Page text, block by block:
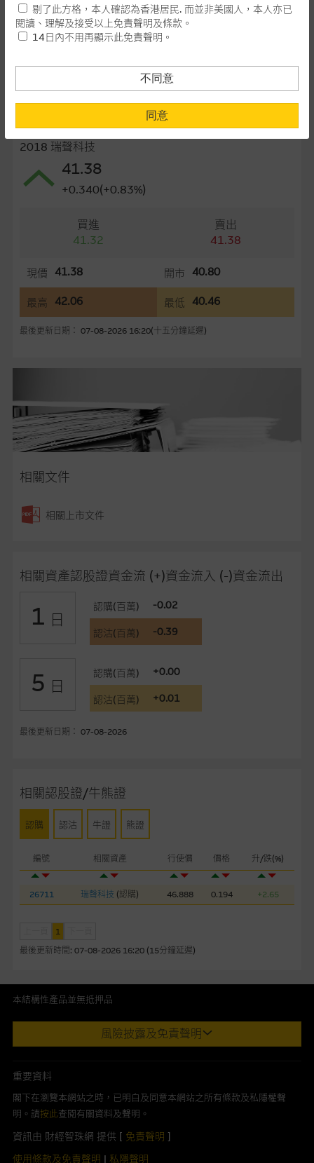
街貨量(百萬份) 0.00
街貨百分比 0.00%
相關資產資料
2018 瑞聲科技
41.38
+0.340(+0.83%)
買進
41.32
賣出
41.38
現價 41.38 開市 40.80
最高 42.06 最低 40.46
最後更新日期： 07-08-2026 16:20(十五分鐘延遲)
相關文件
相關上市文件
相關資產認股證資金流 (+)資金流入 (-)資金流出
1 日
認購(百萬) -0.02
認沽(百萬) -0.39
5 日
認購(百萬) +0.00
認沽(百萬) +0.01
最後更新日期： 07-08-2026
相關認股證/牛熊證
認購 認沽 牛證 熊證
編號 相關資產 行使價 價格 升/跌(%)
26711 瑞聲科技 (認購) 46.888 0.194 +2.65
1
最後更新時間: 07-08-2026 16:20 (15分鐘延遲)
本網站所載資料會隨時更改，而不作另行通知，如閣下欲取麥格
理的資料，可直接聯絡本集團職員。
民使用，並不提供或發售予美國人。本網站內容無意要約或唆使
閣下購買證券、基金單位或其他投資工具(不論在參考條款上或在
其他地方)，但清楚表明上述意圖的個別段落則屬例外。
提供網站內容的基準 – 使用時請考慮個人風險
供。惟麥格理集團並無核實所有網站內容，故就閣下的目的而
言，網站內容可能未必完整或準確。麥格理集團不會，亦沒有義
容所載的意見、預測及其他資料可予更改或刪除，而毋須作出通
任何指示價格報價、公開資料或分析是基於我們相信的假設及參
數而預備的，不構成我們提出的意見。所用假設及參數並非唯一
可以合理選擇到的，因此並不保證該類報價單、公開資料或分析
表現或回報將來會實現。過去業績並不保證將來表現。網站內容
而，麥格理集團不作陳述，亦不保證網站內容在任何用途上均完
及合時性負上責任，除非這是有關適用的的法律及/或法規所規
定。
網站內容不構成要約及徵求要約，或作為任何合約的根據，以購
準備的資料編製而成，但不包括麥格理集團職員所知的資料。
整、合時及準確，對任何因任何形式(包括疏忽)由於網站內容的
或損毀，亦一概不會承擔責任或債務。
本使用條款的所有方面均受香港法例管限。
與結構性產品有關的風險
結構性產品並無抵押品，如發行人無力償債或違約，投資者可能
無法收回部份或全部應收款項。結構性產品價格可升可跌。過往
表現並不反映未來表現。產品的第二市場可能有限而麥格理資本
備有強制贖回機制可能被提早終止，届時(i) N類牛熊證投資者會
損失全部投資；而(ii)R類牛熊證之剩餘價值則可能為零。
本網站或載有連接非由麥格理集團管理的網站的連結。此等連結
理集團對此等網站的內容及所介紹的產品或服務，均無任何操控
適，不作任何聲明。麥格理集團建議閣下自行向本網站述及或連
接的第三者查詢。此外，載有第三者網站的連結，不應視為該第
本網站雖連接第三者管理的網站，但麥格理集團並非授權網站瀏
部分可經本網站連結下載的軟件程式屬於第三者的產品。閣下使
用此等屬於第三者的軟件，須自負全責。此等軟件的使用，可能
受軟件持有人訂出的使用條款約束。
剔了此方格，本人確認為香港居民. 而並非美國人，本人亦已
閱讀、理解及接受以上免責聲明及條款。
14日內不用再顯示此免責聲明。
不同意
同意
本結構性產品並無抵押品
此內容來自我們在所示日期時認為可靠之來源，且均以真誠提供。然
而，Macquarie Capital Limited (CE No. AAC 534)(「 MCL 」)不作陳
亦不為資料的準確程度、完整性及合時性負上責任。
本網址由香港證券及期貨事務監察委員會註冊交易商MCL提供。MCL為
本文所提及上市股份有關的Macquarie Bank Limited (ABN 46 008
及/或流通量提供者。本網站內容僅為香港居民設計，並只供香港市民使
用，不適用於美國人或其他國家之居民。本網址提供之任何資料包括任
風險披露及免責聲明
重要資料
閣下在瀏覽本網站之時，已明白及同意本網站之所有條款及私隱權聲
明。請按此查閱有關資料及聲明。
資訊由 財經智珠網 提供 [ 免責聲明 ]
使用條款及免責聲明 | 私隱聲明